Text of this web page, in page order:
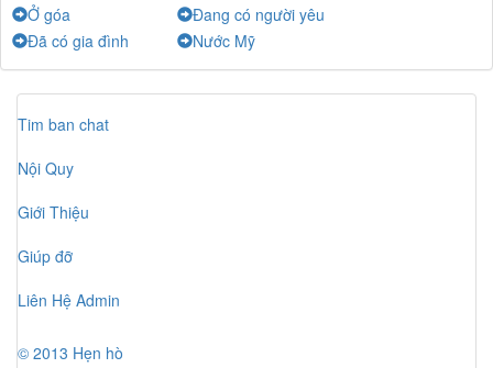
Đẹp Lão
Ngọc Miuuuu-
Trời vẫn còn xanh như anh còn có em
Linh-Chat
Xuân hạ
tran anh-Chat
Ở góa
Đang có người yêu
Đã có gia đình
Nước Mỹ
Tim ban chat
Nội Quy
Giới Thiệu
Giúp đỡ
Liên Hệ Admin
© 2013 Hẹn hò